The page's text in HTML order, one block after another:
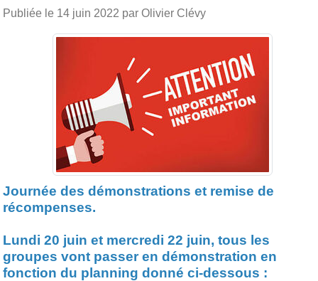
Publiée le 14 juin 2022 par Olivier Clévy
Journée des démonstrations et remise de
récompenses.
Lundi 20 juin et mercredi 22 juin, tous les
groupes vont passer en démonstration en
fonction du planning donné ci-dessous :